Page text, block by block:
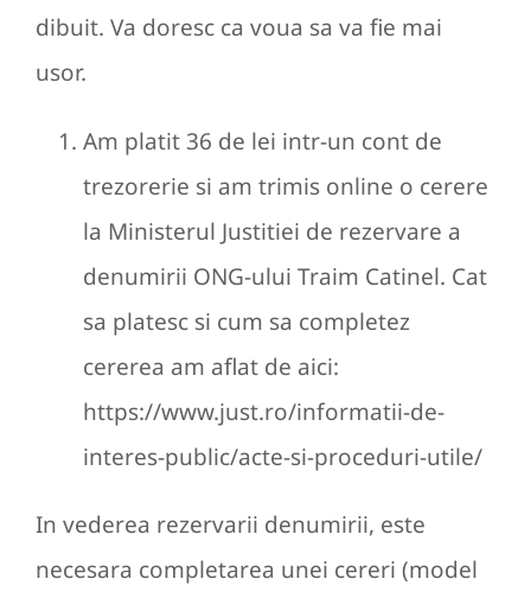
dibuit. Va doresc ca voua sa va fie mai
usor.
Am platit 36 de lei intr-un cont de
trezorerie si am trimis online o cerere
la Ministerul Justitiei de rezervare a
denumirii ONG-ului Traim Catinel. Cat
sa platesc si cum sa completez
cererea am aflat de aici:
https://www.just.ro/informatii-de-
interes-public/acte-si-proceduri-utile/
In vederea rezervarii denumirii, este
necesara completarea unei cereri (model